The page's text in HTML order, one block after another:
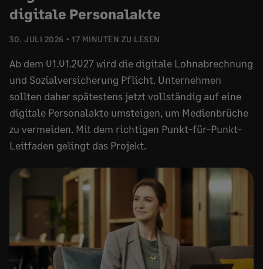
30. JULI 2026 17 MINUTEN ZU LESEN
digitale Personalakte
Ab dem 01.01.2027 wird die digitale Lohnabrechnung
und Sozialversicherung Pflicht. Unternehmen
sollten daher spätestens jetzt vollständig auf eine
digitale Personalakte umsteigen, um Medienbrüche
zu vermeiden. Mit dem richtigen Punkt-für-Punkt-
Leitfaden gelingt das Projekt.